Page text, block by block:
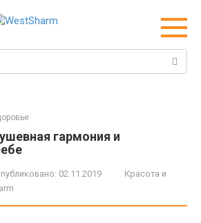
гармония и
02.11.2019
Красота и